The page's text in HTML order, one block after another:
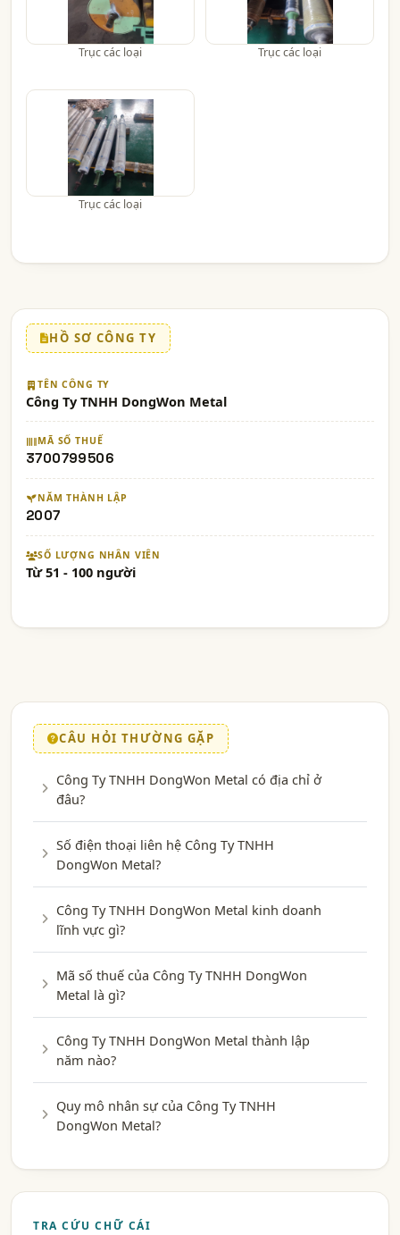
Trục các loại Trục các loại
Trục các loại
HỒ SƠ CÔNG TY
TÊN CÔNG TY
Công Ty TNHH DongWon Metal
MÃ SỐ THUẾ
3700799506
NĂM THÀNH LẬP
2007
SỐ LƯỢNG NHÂN VIÊN
Từ 51 - 100 người
CÂU HỎI THƯỜNG GẶP
Công Ty TNHH DongWon Metal có địa chỉ ở
đâu?
Số điện thoại liên hệ Công Ty TNHH
DongWon Metal?
Công Ty TNHH DongWon Metal kinh doanh
lĩnh vực gì?
Mã số thuế của Công Ty TNHH DongWon
Metal là gì?
Công Ty TNHH DongWon Metal thành lập
năm nào?
Quy mô nhân sự của Công Ty TNHH
DongWon Metal?
TRA CỨU CHỮ CÁI